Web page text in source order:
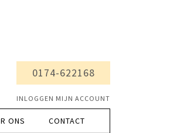
0174-622168
INLOGGEN MIJN ACCOUNT
ONS CONTACT